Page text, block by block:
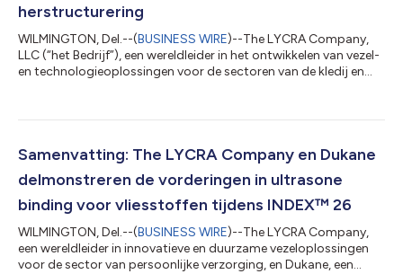
herstructurering
WILMINGTON, Del.--(BUSINESS WIRE)--The LYCRA Company,
LLC (“het Bedrijf”), een wereldleider in het ontwikkelen van vezel-
en technologieoplossingen voor de sectoren van de kledij en
de Chapter 11-bescherming (bescherming tegen schuldeisers)
brontaal. Vertalingen zijn slechts als leeshulp bedoeld en
Samenvatting: The LYCRA Company en Dukane
delmonstreren de vorderingen in ultrasone
binding voor vliesstoffen tijdens INDEX™ 26
WILMINGTON, Del.--(BUSINESS WIRE)--The LYCRA Company,
een wereldleider in innovatieve en duurzame vezeloplossingen
voor de sector van persoonlijke verzorging, en Dukane, een